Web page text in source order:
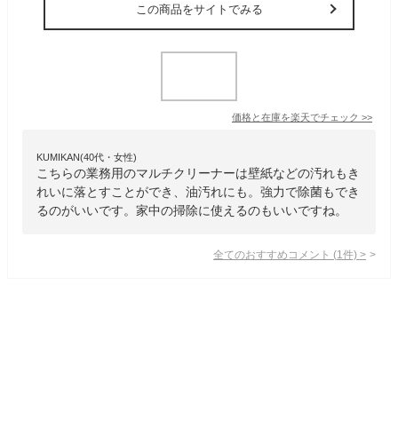
この商品をサイトでみる
価格と在庫を楽天でチェック >>
KUMIKAN(40代・女性)
こちらの業務用のマルチクリーナーは壁紙などの汚れもき
れいに落とすことができ、油汚れにも。強力で除菌もでき
るのがいいです。家中の掃除に使えるのもいいですね。
全てのおすすめコメント (1 件) >